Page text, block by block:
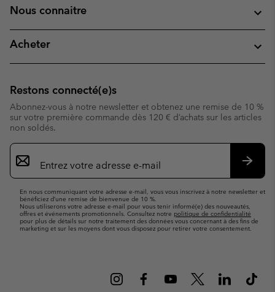
Nous connaitre
Acheter
Restons connecté(e)s
Abonnez-vous à notre newsletter et obtenez une remise de 10 %
sur votre première commande dès 120 € d’achats sur les articles
non soldés.
Inscription
par
e-
En nous communiquant votre adresse e-mail, vous vous inscrivez à notre newsletter et
bénéficiez d’une remise de bienvenue de 10 %.
Nous utiliserons votre adresse e-mail pour vous tenir informé(e) des nouveautés,
offres et événements promotionnels. Consultez notre politique de confidentialité
pour plus de détails sur notre traitement des données vous concernant à des fins de
marketing et sur les moyens dont vous disposez pour retirer votre consentement.